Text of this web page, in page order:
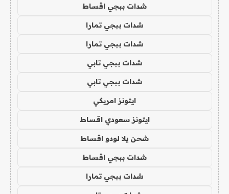
شدات ببجي اقساط
شدات ببجي تمارا
شدات ببجي تمارا
شدات ببجي تابي
شدات ببجي تابي
ايتونز امريكي
ايتونز سعودي اقساط
شحن يلا لودو اقساط
شدات ببجي اقساط
شدات ببجي تمارا